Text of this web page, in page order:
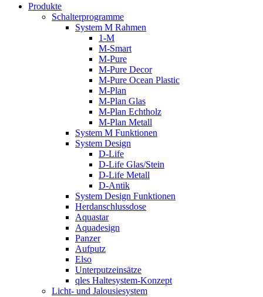
Produkte
Schalterprogramme
System M Rahmen
1-M
M-Smart
M-Pure
M-Pure Decor
M-Pure Ocean Plastic
M-Plan
M-Plan Glas
M-Plan Echtholz
M-Plan Metall
System M Funktionen
System Design
D-Life
D-Life Glas/Stein
D-Life Metall
D-Antik
System Design Funktionen
Herdanschlussdose
Aquastar
Aquadesign
Panzer
Aufputz
Elso
Unterputzeinsätze
qles Haltesystem-Konzept
Licht- und Jalousiesystem